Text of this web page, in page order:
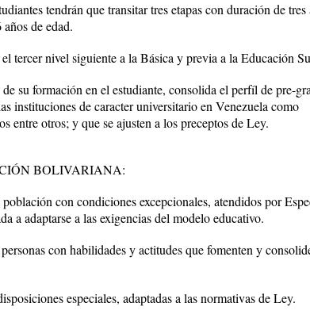
tendrán que transitar tres etapas con duración de tres
de edad.
tercer nivel siguiente a la Básica y previa a la Educación
su formación en el estudiante, consolida el perfíl de pre-
instituciones de caracter universitario en Venezuela como
entre otros; y que se ajusten a los preceptos de Ley.
BOLIVARIANA:
con condiciones excepcionales, atendidos por
a adaptarse a las exigencias del modelo educativo.
con habilidades y actitudes que fomenten y
especiales, adaptadas a las normativas de Ley.